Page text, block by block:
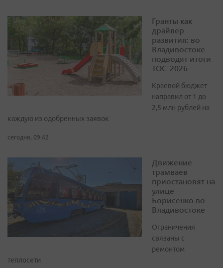
Гранты как
драйвер
развития: во
Владивостоке
подводят итоги
ТОС-2026
Краевой бюджет
направил от 1 до
2,5 млн рублей на
каждую из одобренных заявок
сегодня, 09:42
Движение
трамваев
приостановят на
улице
Борисенко во
Владивостоке
Ограничения
связаны с
ремонтом
теплосети